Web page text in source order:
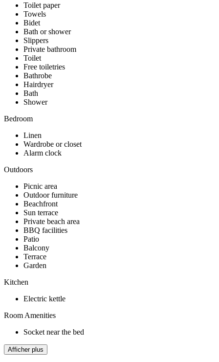
Toilet paper
Towels
Bidet
Bath or shower
Slippers
Private bathroom
Toilet
Free toiletries
Bathrobe
Hairdryer
Bath
Shower
Bedroom
Linen
Wardrobe or closet
Alarm clock
Outdoors
Picnic area
Outdoor furniture
Beachfront
Sun terrace
Private beach area
BBQ facilities
Patio
Balcony
Terrace
Garden
Kitchen
Electric kettle
Room Amenities
Socket near the bed
Afficher plus